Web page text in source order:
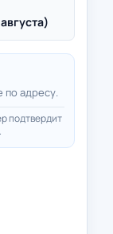
по адресу.
подтвердит